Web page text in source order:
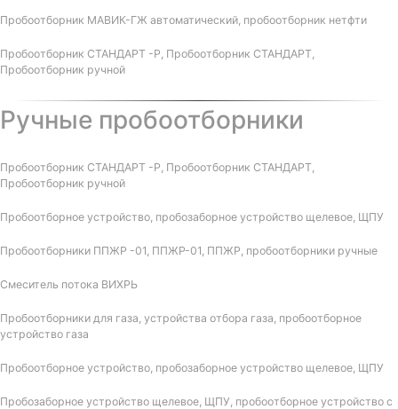
Пробоотборник МАВИК-ГЖ автоматический, пробоотборник нетфти
Пробоотборник СТАНДАРТ -Р, Пробоотборник СТАНДАРТ,
Пробоотборник ручной
Ручные пробоотборники
Пробоотборник СТАНДАРТ -Р, Пробоотборник СТАНДАРТ,
Пробоотборник ручной
Пробоотборное устройство, пробозаборное устройство щелевое, ЩПУ
Пробоотборники ППЖР -01, ППЖР-01, ППЖР, пробоотборники ручные
Смеситель потока ВИХРЬ
Пробоотборники для газа, устройства отбора газа, пробоотборное
устройство газа
Пробоотборное устройство, пробозаборное устройство щелевое, ЩПУ
Пробозаборное устройство щелевое, ЩПУ, пробоотборное устройство с